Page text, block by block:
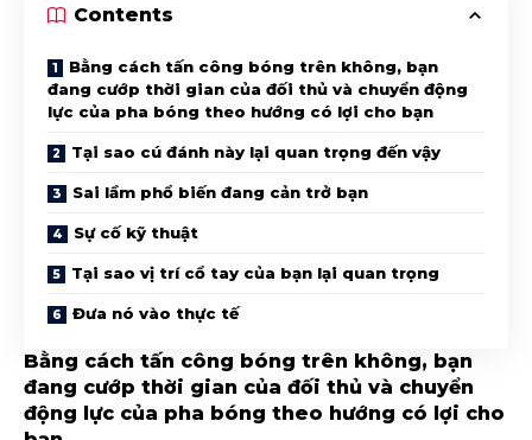
Contents
Bằng cách tấn công bóng trên không, bạn
đang cướp thời gian của đối thủ và chuyển động
lực của pha bóng theo hướng có lợi cho bạn
Tại sao cú đánh này lại quan trọng đến vậy
Sai lầm phổ biến đang cản trở bạn
Sự cố kỹ thuật
Tại sao vị trí cổ tay của bạn lại quan trọng
Đưa nó vào thực tế
Bằng cách tấn công bóng trên không, bạn
đang cướp thời gian của đối thủ và chuyển
động lực của pha bóng theo hướng có lợi cho